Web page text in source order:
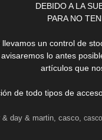
DEBIDO A LA
PARA NO
un control de
lo antes
artículos que
de todo tipos de
& day & martin casco